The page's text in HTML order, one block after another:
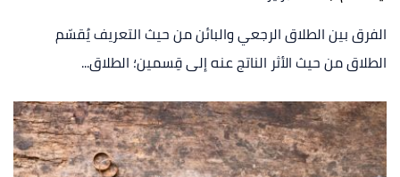
الفرق بين الطلاق الرجعي والبائن من حيث التعريف يُقسّم
الطلاق من حيث الأثر الناتج عنه إلى قِسمين؛ الطلاق...